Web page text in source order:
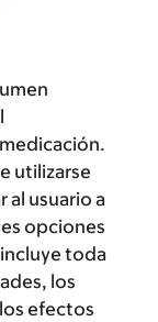
utilizarse
al usuario a
opciones
toda
los
efectos